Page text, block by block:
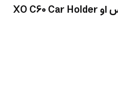
هولدر موبایل داخل خودرو با قابلیت نصب دوگانه ایکس او XO C60 Car Holder